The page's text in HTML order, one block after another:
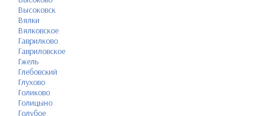
Высоковск
Вялки
Вялковское
Гаврилково
Гавриловское
Гжель
Глебовский
Глухово
Голиково
Голицыно
Голубое